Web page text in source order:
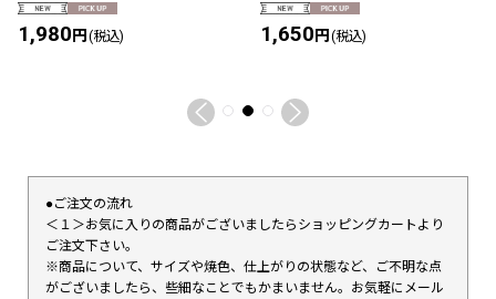
1,980円 (税込) 1,650円 (税込)
●ご注文の流れ
＜１＞お気に入りの商品がございましたらショッピングカートより
ご注文下さい。
※商品について、サイズや焼色、仕上がりの状態など、ご不明な点
がございましたら、些細なことでもかまいません。お気軽にメール